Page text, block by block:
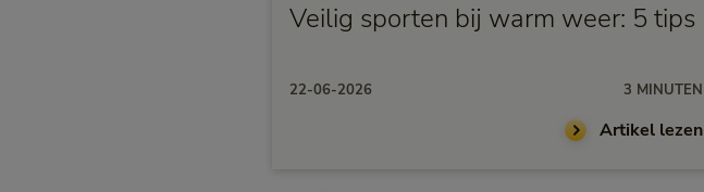
Veilig sporten bij warm weer: 5 tips
22-06-2026 3 MINUTEN
Artikel lezen